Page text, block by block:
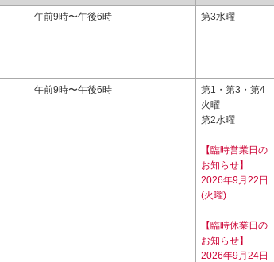
午前9時〜午後6時 第3水曜
午前9時〜午後6時
第1・第3・第4
火曜
第2水曜
【臨時営業日の
お知らせ】
2026年9月22日
(火曜)
【臨時休業日の
お知らせ】
2026年9月24日